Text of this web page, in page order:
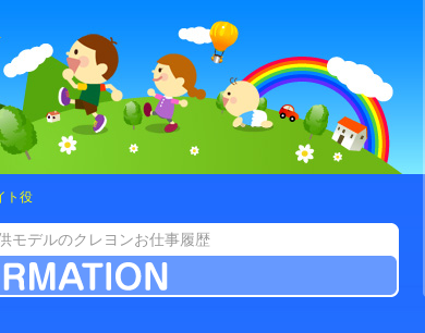
ト役
モデルのクレヨンお仕事履歴